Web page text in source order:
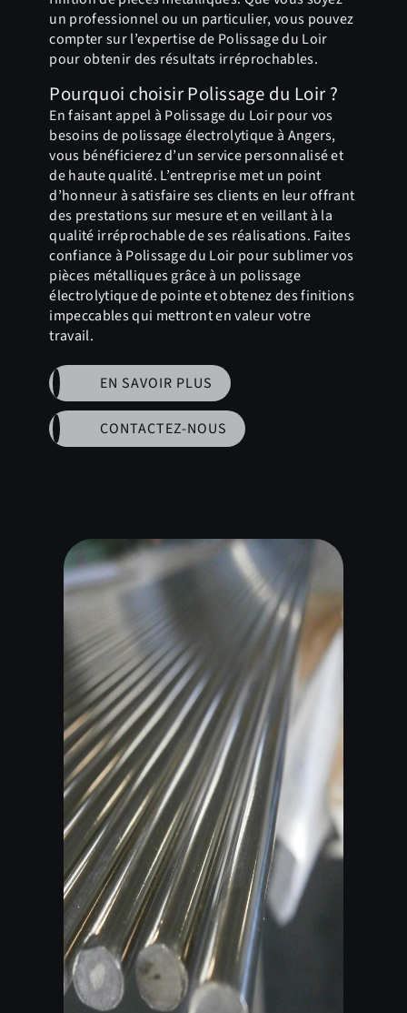
un professionnel ou un particulier, vous pouvez
compter sur l’expertise de Polissage du Loir
pour obtenir des résultats irréprochables.
Pourquoi choisir Polissage du Loir ?
En faisant appel à Polissage du Loir pour vos
besoins de polissage électrolytique à Angers,
vous bénéficierez d’un service personnalisé et
de haute qualité. L’entreprise met un point
d’honneur à satisfaire ses clients en leur offrant
des prestations sur mesure et en veillant à la
qualité irréprochable de ses réalisations. Faites
confiance à Polissage du Loir pour sublimer vos
pièces métalliques grâce à un polissage
électrolytique de pointe et obtenez des finitions
impeccables qui mettront en valeur votre
travail.
EN SAVOIR PLUS
CONTACTEZ-NOUS